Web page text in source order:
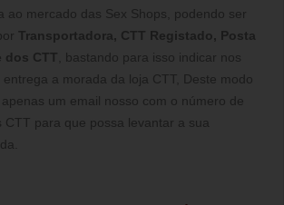
ao mercado das Sex Shops, podendo ser
Transportadora, CTT Registado, Posta
dos CTT , bastando para isso indicar nos
entrega a morada da loja CTT, Deste modo
um email nosso com o número de
CTT para que possa levantar a sua